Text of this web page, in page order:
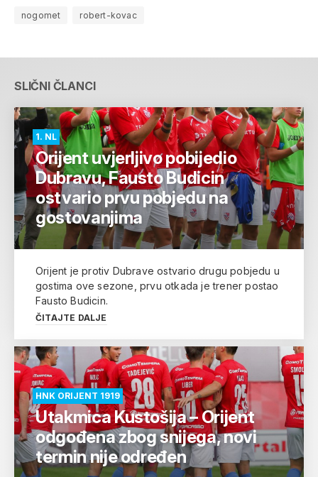
nogomet robert-kovac
SLIČNI ČLANCI
1. NL
Orijent uvjerljivo pobijedio
Dubravu, Fausto Budicin
ostvario prvu pobjedu na
gostovanjima
Orijent je protiv Dubrave ostvario drugu pobjedu u
gostima ove sezone, prvu otkada je trener postao
Fausto Budicin.
ČITAJTE DALJE
HNK ORIJENT 1919
Utakmica Kustošija – Orijent
odgođena zbog snijega, novi
termin nije određen